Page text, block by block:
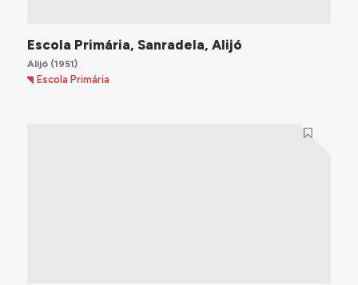
Escola Primária, Sanradela, Alijó
Alijó(1951)
Escola Primária